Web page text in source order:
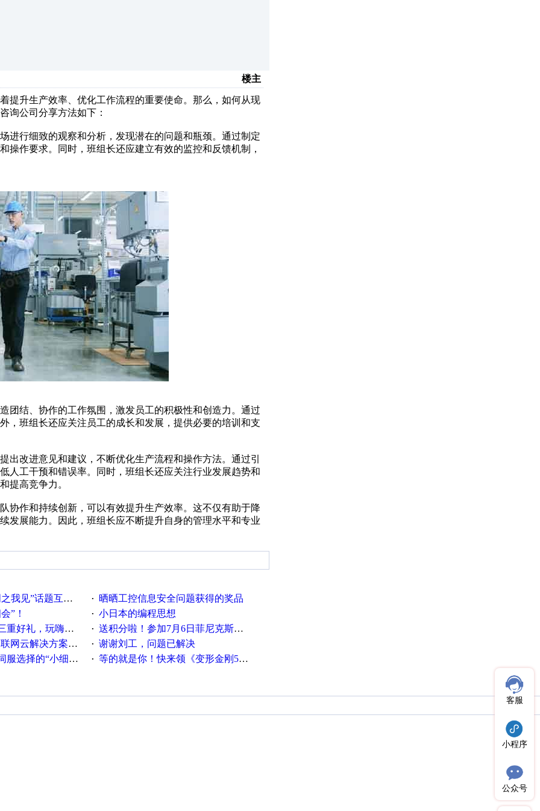
楼主
提升生产效率、优化工作流程的重要使命。那么，如何从现
询公司分享方法如下：
进行细致的观察和分析，发现潜在的问题和瓶颈。通过制定
作要求。同时，班组长还应建立有效的监控和反馈机制，
团结、协作的工作氛围，激发员工的积极性和创造力。通过
，班组长还应关注员工的成长和发展，提供必要的培训和支
改进意见和建议，不断优化生产流程和操作方法。通过引
人工干预和错误率。同时，班组长还应关注行业发展趋势和
提高竞争力。
协作和持续创新，可以有效提升生产效率。这不仅有助于降
发展能力。因此，班组长应不断提升自身的管理水平和专业
互动获奖名单发布公告 ·
晒晒工控信息安全问题获得的奖品
”！
· 小日本的编程思想
礼，玩嗨夏日！
· 送积分啦！参加7月6日菲尼克斯在线研讨会即得
解决方案实践及应用
· 谢谢刘工，问题已解决
小细节大学问”奖励公告
· 等的就是你！快来领《变形金刚5》观影券
客服
小程序
公众号